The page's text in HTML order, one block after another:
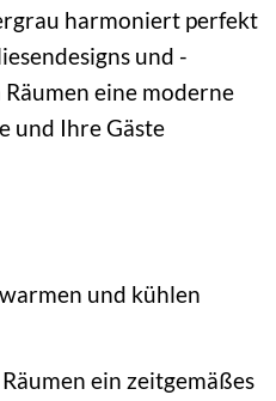
harmoniert perfekt
und -
eine moderne
und Ihre Gäste
und kühlen
ein zeitgemäßes